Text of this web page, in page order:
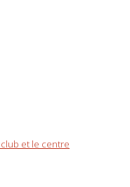
et le centre